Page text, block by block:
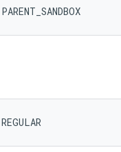
PARENT_SANDBOX
REGULAR